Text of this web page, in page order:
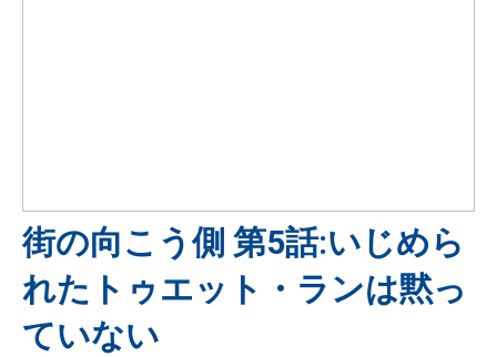
街の向こう側 第5話:いじめら
れたトゥエット・ランは黙っ
ていない